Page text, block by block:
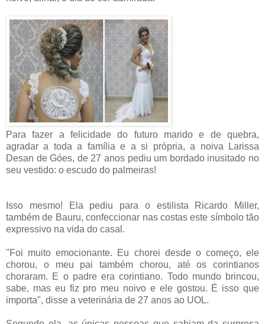
Para fazer a felicidade do futuro marido e de quebra,
agradar a toda a família e a si própria, a noiva Larissa
Desan de Góes, de 27 anos pediu um bordado inusitado no
seu vestido: o escudo do palmeiras!
Isso mesmo! Ela pediu para o estilista Ricardo Miller,
também de Bauru, confeccionar nas costas este símbolo tão
expressivo na vida do casal.
"Foi muito emocionante. Eu chorei desde o começo, ele
chorou, o meu pai também chorou, até os corintianos
choraram. E o padre era corintiano. Todo mundo brincou,
sabe, mas eu fiz pro meu noivo e ele gostou. É isso que
importa", disse a veterinária de 27 anos ao UOL.